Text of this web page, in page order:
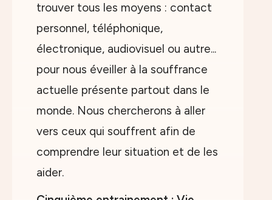
trouver tous les moyens : contact
personnel, téléphonique,
électronique, audiovisuel ou autre...
pour nous éveiller à la souffrance
actuelle présente partout dans le
monde. Nous chercherons à aller
vers ceux qui souffrent afin de
comprendre leur situation et de les
aider.